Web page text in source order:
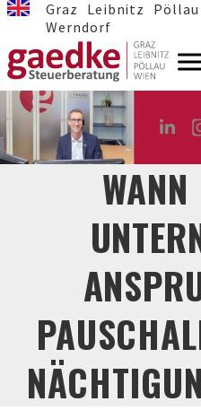
Graz Leibnitz Pöllau
Werndorf